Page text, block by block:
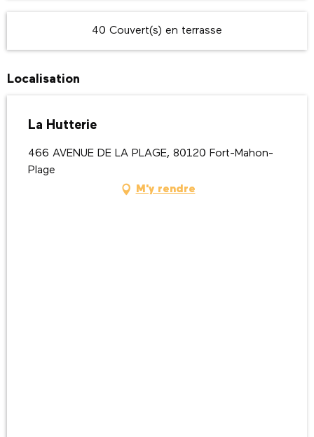
40 Couvert(s) en terrasse
Localisation
La Hutterie
466 AVENUE DE LA PLAGE, 80120 Fort-Mahon-
Plage
M'y rendre